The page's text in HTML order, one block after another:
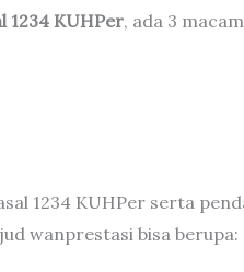
1234 KUHPer, ada 3
1234 KUHPer serta
wanprestasi bisa berupa: